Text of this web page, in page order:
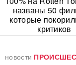
названы 50
которые
критиков
новости